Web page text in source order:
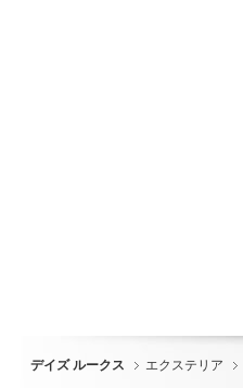
デイズ ルークス エクステリア